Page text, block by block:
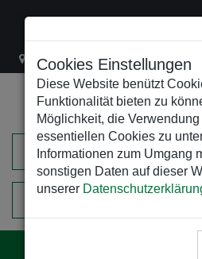
Cookies Einstellungen
Diese Website benützt
Funktionalität bieten zu
Möglichkeit, die
essentiellen Cookies zu
Informationen zum Umgang
sonstigen Daten auf dieser
unserer
Lacknergasse 78 +43/1/470